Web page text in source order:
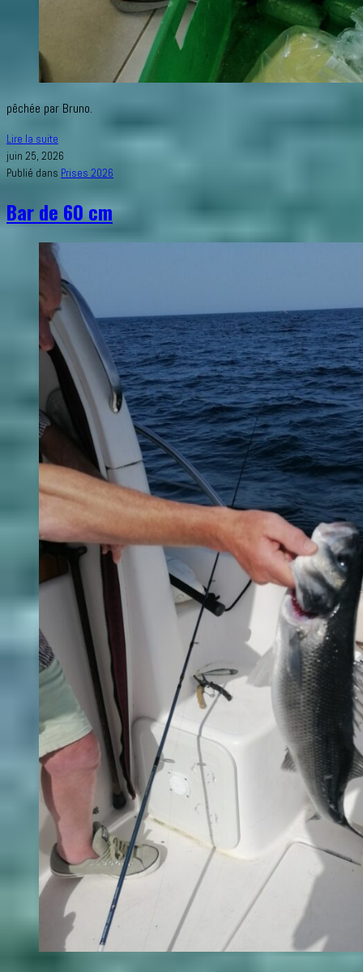
pêchée par Bruno.
Lire la suite
tachetée
juin 25, 2026
Publié dans Prises 2026
Bar de 60 cm